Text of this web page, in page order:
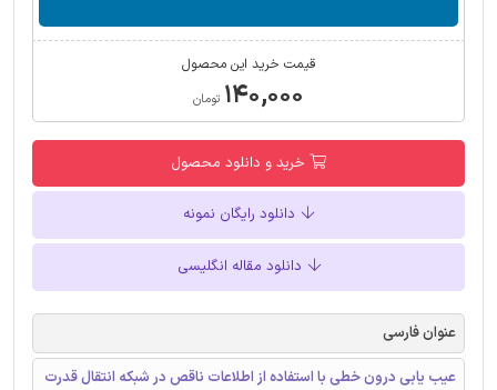
قیمت خرید این محصول
۱۴۰,۰۰۰ تومان
خرید و دانلود محصول
دانلود رایگان نمونه
دانلود مقاله انگلیسی
عنوان فارسی
عیب یابی درون خطی با استفاده از اطلاعات ناقص در شبکه انتقال قدرت